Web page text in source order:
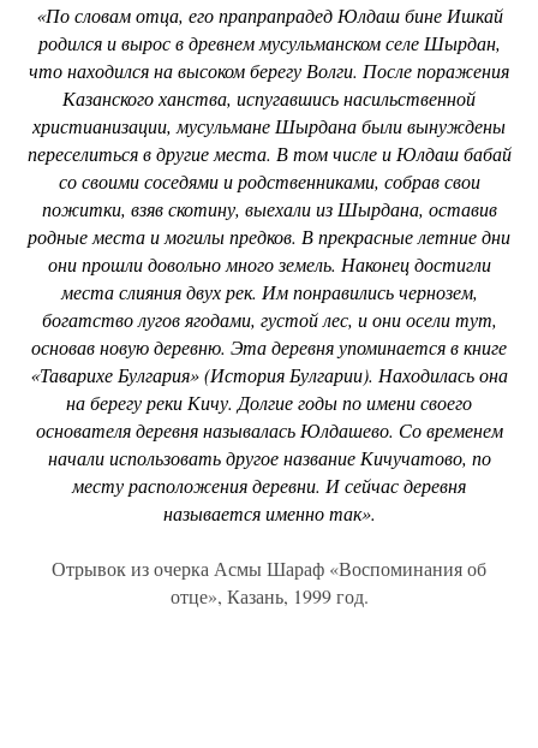
«По словам отца, его прапрапрадед Юлдаш бине Ишкай
родился и вырос в древнем мусульманском селе Шырдан,
что находился на высоком берегу Волги. После поражения
Казанского ханства, испугавшись насильственной
христианизации, мусульмане Шырдана были вынуждены
переселиться в другие места. В том числе и Юлдаш бабай
со своими соседями и родственниками, собрав свои
пожитки, взяв скотину, выехали из Шырдана, оставив
родные места и могилы предков. В прекрасные летние дни
они прошли довольно много земель. Наконец достигли
места слияния двух рек. Им понравились чернозем,
богатство лугов ягодами, густой лес, и они осели тут,
основав новую деревню. Эта деревня упоминается в книге
«Таварихе Булгария» (История Булгарии). Находилась она
на берегу реки Кичу. Долгие годы по имени своего
основателя деревня называлась Юлдашево. Со временем
начали использовать другое название Кичучатово, по
месту расположения деревни. И сейчас деревня
называется именно так».
Отрывок из очерка Асмы Шараф «Воспоминания об
отце», Казань, 1999 год.